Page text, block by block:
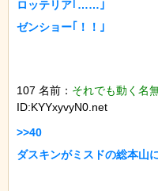
ロッテリア｢……｣
ゼンショー｢！！｣
107 名前： それでも動く名
ID:KYYxyvyN0.net
>>40
ダスキンがミスドの総本山